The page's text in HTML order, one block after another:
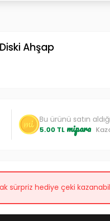
Ahşap
Bu ürünü satın
5.00 TL mipara
sürpriz hediye çeki